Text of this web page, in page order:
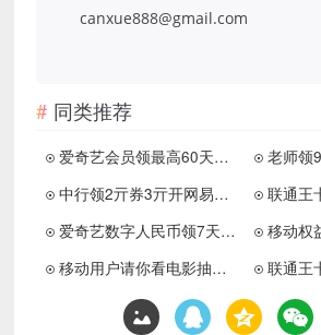
canxue888@gmail.com
同类推荐
爱奇艺会员领最高60天电视会员
中行领2亓券3亓开网易云月卡
爱奇艺数字人民币领7天会员
移动用户请你看电影抽优酷会员